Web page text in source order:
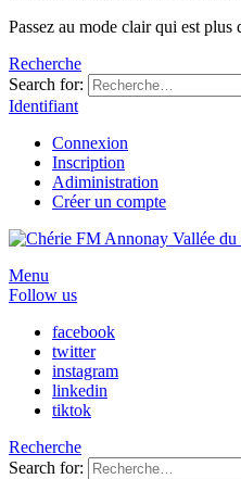
Passez au mode clair qui est
Recherche
Search for:
Identifiant
Connexion
Inscription
Adiministration
Créer un compte
Menu
Follow us
facebook
twitter
instagram
linkedin
tiktok
Recherche
Search for: